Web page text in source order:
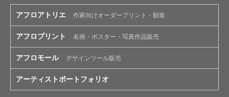
アフロアトリエ 作家向けオーダープリント・額装
アフロプリント 名画・ポスター・写真作品販売
アフロモール デザインツール販売
アーティストポートフォリオ